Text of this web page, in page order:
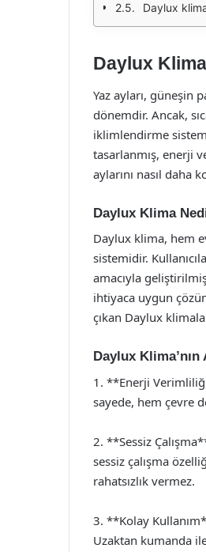
Daylux
Daylux
Yaz ayları, güneşin
dönemdir. Ancak,
iklimlendirme
tasarlanmış, enerji
aylarını nasıl daha
Daylux Klima
Daylux klima, hem
sistemidir.
amacıyla
ihtiyaca uygun
çıkan Daylux
Daylux Klima’nın
1. **Enerji
sayede, hem çevre
2. **Sessiz
sessiz çalışma
rahatsızlık vermez.
3. **Kolay
Uzaktan kumanda